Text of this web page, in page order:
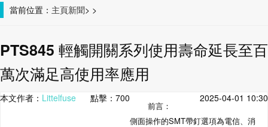
當前位置： 主頁 >
新聞 >
PTS845 輕觸開關系列使用壽命延長至百
萬次滿足高使用率應用
本文作者： Littelfuse 點擊： 700 2025-04-01 10:30
前言：
側面操作的SMT帶釘選項為電信、消